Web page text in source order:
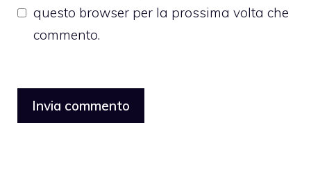
questo browser per la prossima volta che
commento.